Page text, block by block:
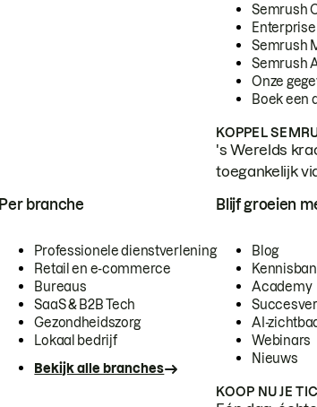
Semrush
Enterprise
Semrush
Semrush
Onze
Boek een
KOPPEL
's Werelds
toegankelijk
Per branche
Professionele dienstverlening
Retail en e-commerce
Bureaus
SaaS & B2B Tech
Gezondheidszorg
Lokaal bedrijf
Bekijk alle branches
Blijf groeien
Blog
Academy
AI-
Webinars
Nieuws
KOOP NU JE